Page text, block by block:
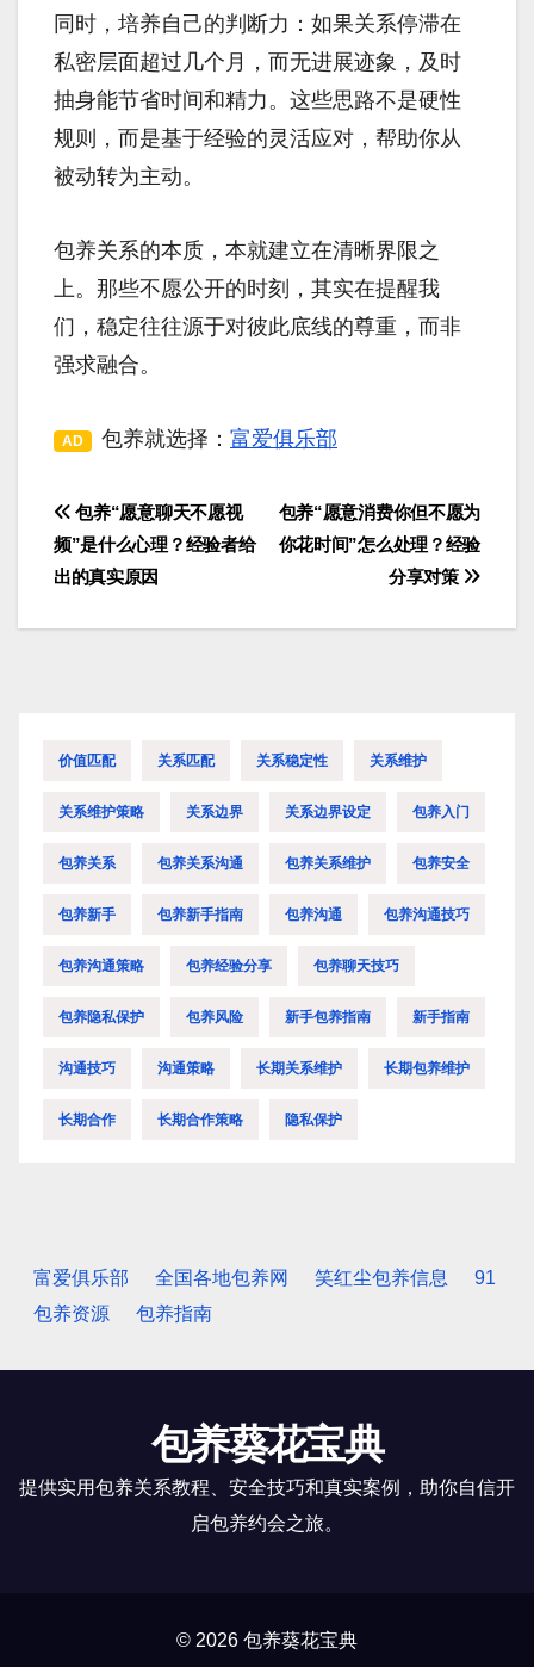
同时，培养自己的判断力：如果关系停滞在
私密层面超过几个月，而无进展迹象，及时
抽身能节省时间和精力。这些思路不是硬性
规则，而是基于经验的灵活应对，帮助你从
被动转为主动。
包养关系的本质，本就建立在清晰界限之
上。那些不愿公开的时刻，其实在提醒我
们，稳定往往源于对彼此底线的尊重，而非
强求融合。
AD 包养就选择： 富爱俱乐部
文
章
包养“愿意消费你但不愿为
你花时间”怎么处理？经验
分享对策
包养“愿意聊天不愿视
频”是什么心理？经验者给
出的真实原因
价值匹配 关系匹配 关系稳定性 关系维护
关系维护策略 关系边界 关系边界设定 包养入门
包养关系 包养关系沟通 包养关系维护 包养安全
包养新手 包养新手指南 包养沟通 包养沟通技巧
包养沟通策略 包养经验分享 包养聊天技巧
包养隐私保护 包养风险 新手包养指南 新手指南
沟通技巧 沟通策略 长期关系维护 长期包养维护
长期合作 长期合作策略 隐私保护
富爱俱乐部 全国各地包养网 笑红尘包养信息
91
包养资源
包养指南
包养葵花宝典
提供实用包养关系教程、安全技巧和真实案例，助你自信开
启包养约会之旅。
© 2026 包养葵花宝典